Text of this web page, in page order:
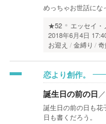
めっちゃお世話にな
★52
エッセイ
2018年6月4日
お迎え
金縛り
恋より創作。
誕生日の前の日 ／
誕生日の前の日も花
日も書くだろう。